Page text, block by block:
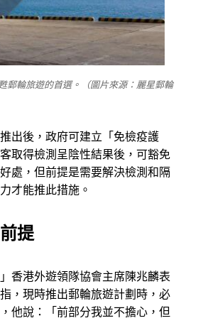
郵輪旅遊的首選。（圖片來源：麗星郵輪
出後，政府可建立「免檢疫護
取得檢測呈陰性結果後，可豁免
處，但前提是需要解決檢測和隔
才能推此措施。
提
香港外遊領隊協會主席陳兆麟表
，現時推出郵輪旅遊計劃時，必
他說：「前部分我並不擔心，但